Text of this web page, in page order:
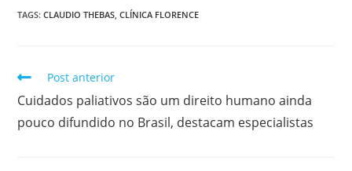
TAGS:CLAUDIO THEBAS CLÍNICA FLORENCE
Post anterior
Cuidados paliativos são um direito humano ainda
pouco difundido no Brasil, destacam especialistas